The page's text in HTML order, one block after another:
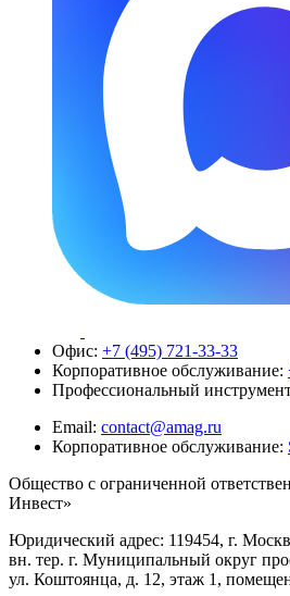
Офис: +7 (495) 721-33-33
Корпоративное обслуживание:
Профессиональный
Email: contact@amag.ru
Корпоративное обслуживание:
Общество с ограниченной
Инвест»
Юридический адрес: 119454, г.
вн. тер. г. Муниципальный округ
ул. Коштоянца, д. 12, этаж 1,